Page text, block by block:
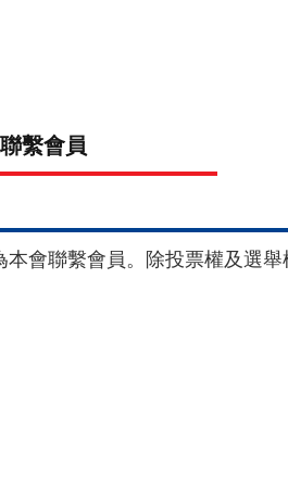
聯繫會員
會聯繫會員。除投票權及選